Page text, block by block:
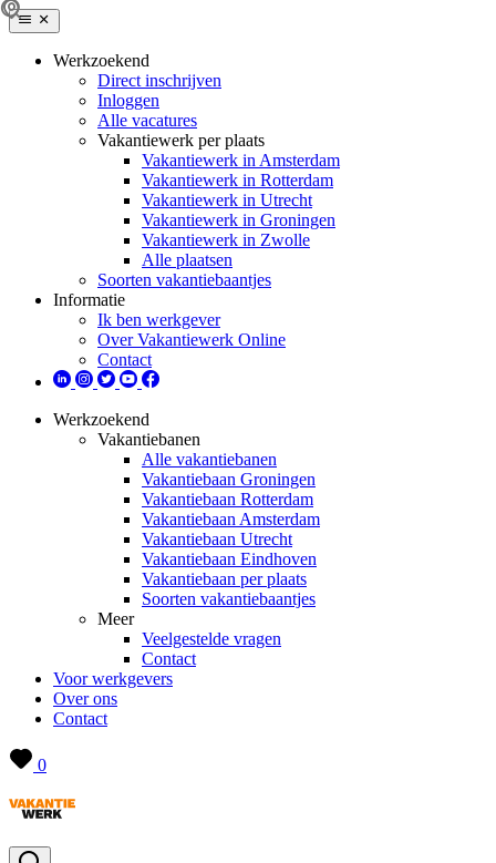
Werkzoekend
Direct inschrijven
Inloggen
Alle vacatures
Vakantiewerk per plaats
Vakantiewerk in Amsterdam
Vakantiewerk in Rotterdam
Vakantiewerk in Utrecht
Vakantiewerk in Groningen
Vakantiewerk in Zwolle
Alle plaatsen
Soorten vakantiebaantjes
Informatie
Ik ben werkgever
Over Vakantiewerk Online
Contact
Werkzoekend
Vakantiebanen
Alle vakantiebanen
Vakantiebaan Groningen
Vakantiebaan Rotterdam
Vakantiebaan Amsterdam
Vakantiebaan Utrecht
Vakantiebaan Eindhoven
Vakantiebaan per plaats
Soorten vakantiebaantjes
Meer
Veelgestelde vragen
Contact
Voor werkgevers
Over ons
Contact
0